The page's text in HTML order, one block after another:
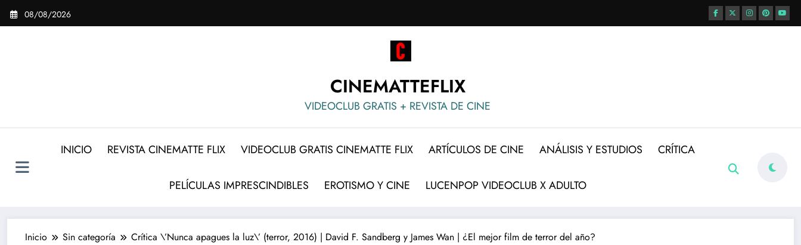
Saltar
08/08/2026
CINEMATTEFLIX
VIDEOCLUB GRATIS + REVISTA DE CINE
INICIO REVISTA CINEMATTE FLIX VIDEOCLUB GRATIS CINEMATTE FLIX ARTÍCULOS DE CINE ANÁLISIS Y ESTUDIOS CRÍTICA
PELÍCULAS IMPRESCINDIBLES EROTISMO Y CINE LUCENPOP VIDEOCLUB X ADULTO
Inicio Sin categoría Crítica \’Nunca apagues la luz\’ (terror, 2016) | David F. Sandberg y James Wan | ¿El mejor film de terror del año?